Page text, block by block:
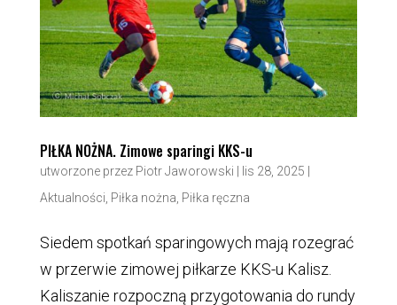
PIŁKA NOŻNA. Zimowe sparingi KKS-u
utworzone przez Piotr Jaworowski lis 28, 2025
Aktualności Piłka nożna Piłka ręczna
Siedem spotkań sparingowych mają rozegrać
w przerwie zimowej piłkarze KKS-u Kalisz.
Kaliszanie rozpoczną przygotowania do rundy